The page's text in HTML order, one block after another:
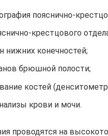
пояснично-
крестцового
нижних конечностей;
брюшной полости;
костей
крови и мочи.
проводятся на